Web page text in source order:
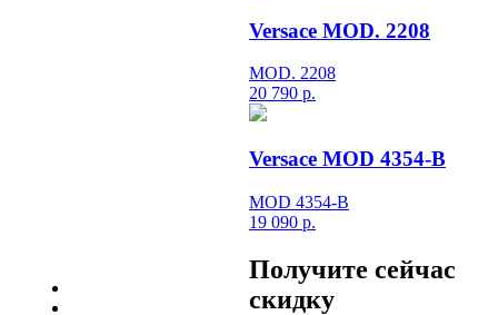
Versace MOD. 2208
MOD. 2208
20 790 р.
Versace MOD 4354-B
MOD 4354-B
19 090 р.
Получите сейчас
скидку